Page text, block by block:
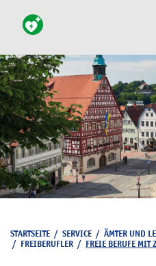
STARTSEITE / SERVICE / ÄMTER UND
/ FREIBERUFLER / FREIE BERUFE MIT